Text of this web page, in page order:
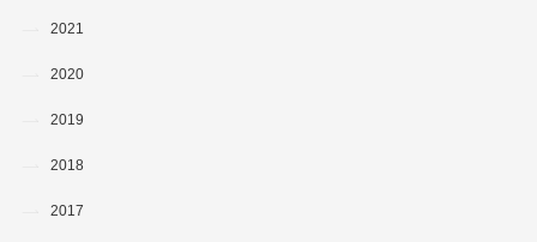
2021
2020
2019
2018
2017